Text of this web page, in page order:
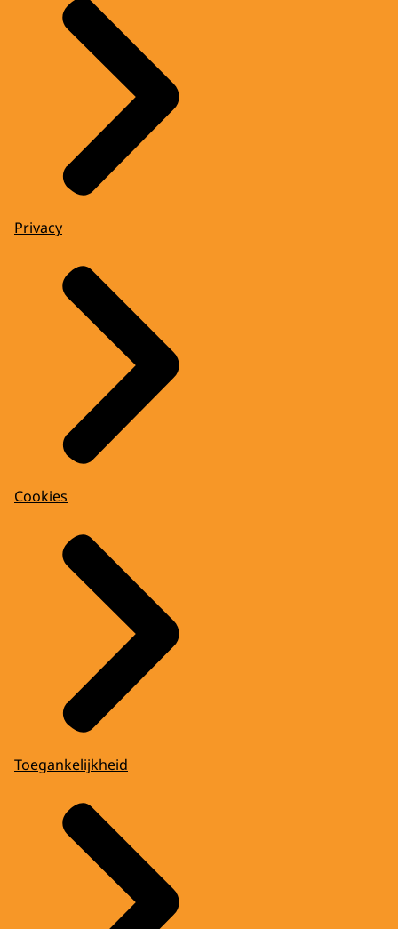
Privacy
Cookies
Toegankelijkheid